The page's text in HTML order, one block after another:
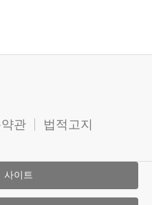
관 법적고지
사이트